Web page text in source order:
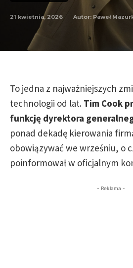
21 kwietnia, 2026 Autor: Paweł
To jedna z najważniejszych
technologii od lat. Tim Cook
funkcję dyrektora
ponad dekadę kierowania
obowiązywać we wrześniu, o
poinformował w oficjalnym
- Reklama -